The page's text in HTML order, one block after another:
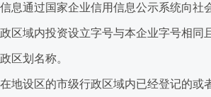
通过国家企业信用信息公示系统向社
域内投资设立字号与本企业字号相同
区划名称。
设区的市级行政区域内已经登记的或